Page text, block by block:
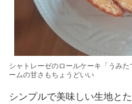
シャトレーゼのロールケーキ「うみ
ームの甘さもちょうどいい
シンプルで美味しい生地と